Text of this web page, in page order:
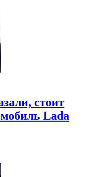
стоит
Lada